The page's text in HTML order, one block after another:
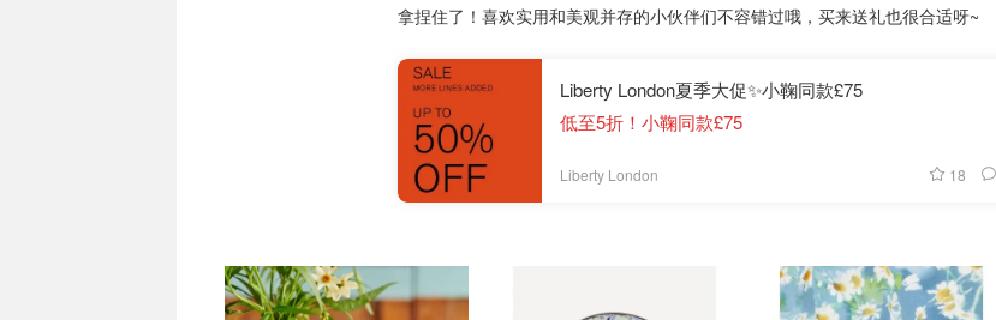
拿捏住了！喜欢实用和美观并存的小伙伴们不容错过哦，买来送礼也很合适呀~
Liberty London夏季大促✨小鞠同款£75
低至5折！小鞠同款£75
Liberty London 18